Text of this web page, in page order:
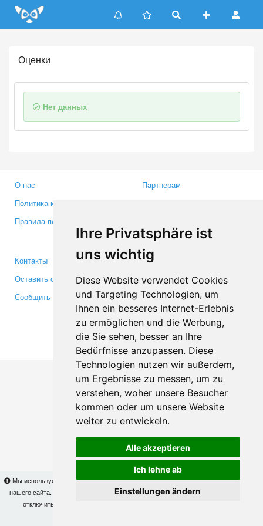
Ihre Privatsphäre ist
uns wichtig
Diese Website verwendet Cookies
und Targeting Technologien, um
Ihnen ein besseres Internet-Erlebnis
zu ermöglichen und die Werbung,
die Sie sehen, besser an Ihre
Bedürfnisse anzupassen. Diese
Technologien nutzen wir außerdem,
um Ergebnisse zu messen, um zu
verstehen, woher unsere Besucher
kommen oder um unsere Website
weiter zu entwickeln.
Alle akzeptieren
Ich lehne ab
Einstellungen ändern
Update cookies preferences
Мы используем cookies для того, чтобы Вы могли использовать весь функционал
нашего сайта. На
Вы сможете узнать подробности и, при желании,
отключить использование cookies. Продолжая пользоваться сайтом, Вы
Оценки
Нет данных
О нас
Политика конфиденциальности
Правила пользования
Партнерам
Медиа
Контакты
Оставить отзыв
Сообщить об ошибке
Facebook
Twitter
YouTube
Google+
Makis© Copyright 2026